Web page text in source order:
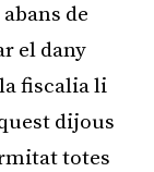
de
el dany
fiscalia li
dijous
totes